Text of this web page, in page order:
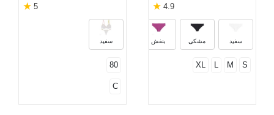
4.9
★
سفید مشکی بنفش
S
M
L
XL
5
★
سفید
80
C